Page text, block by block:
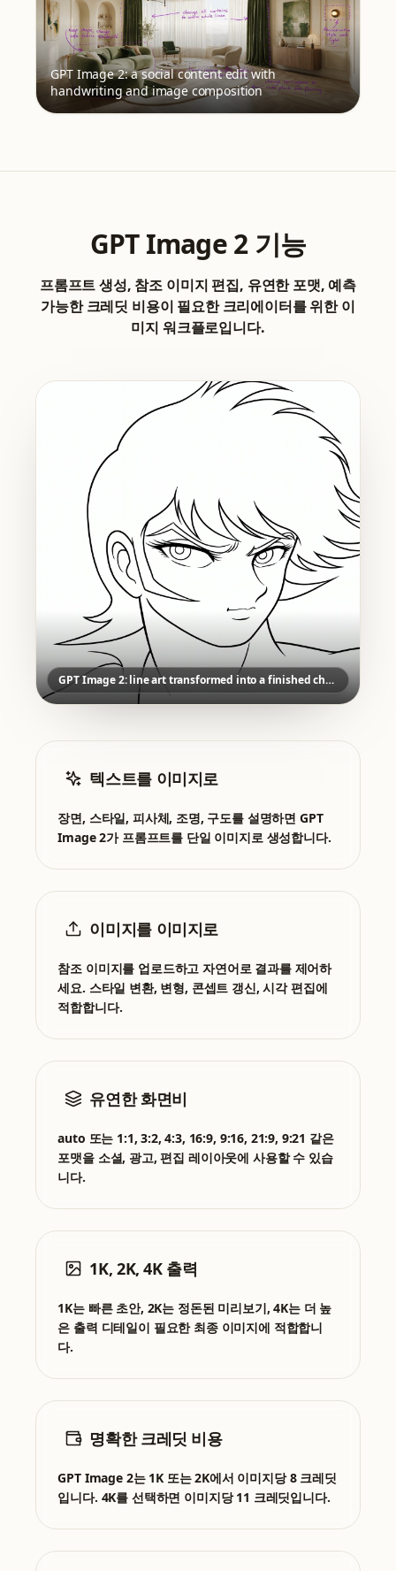
GPT Image 2: a social content edit with
handwriting and image composition
GPT Image 2 기능
프롬프트 생성, 참조 이미지 편집, 유연한 포맷, 예측
가능한 크레딧 비용이 필요한 크리에이터를 위한 이
미지 워크플로입니다.
GPT Image 2: line art transformed into a finished character direction
텍스트를 이미지로
장면, 스타일, 피사체, 조명, 구도를 설명하면 GPT
Image 2가 프롬프트를 단일 이미지로 생성합니다.
이미지를 이미지로
참조 이미지를 업로드하고 자연어로 결과를 제어하
세요. 스타일 변환, 변형, 콘셉트 갱신, 시각 편집에
적합합니다.
유연한 화면비
auto 또는 1:1, 3:2, 4:3, 16:9, 9:16, 21:9, 9:21 같은
포맷을 소셜, 광고, 편집 레이아웃에 사용할 수 있습
니다.
1K, 2K, 4K 출력
1K는 빠른 초안, 2K는 정돈된 미리보기, 4K는 더 높
은 출력 디테일이 필요한 최종 이미지에 적합합니
다.
명확한 크레딧 비용
GPT Image 2는 1K 또는 2K에서 이미지당 8 크레딧
입니다. 4K를 선택하면 이미지당 11 크레딧입니다.